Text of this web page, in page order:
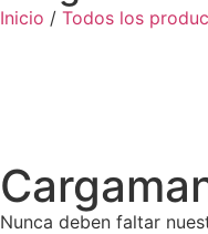
Inicio / Todos los
Nunca deben faltar